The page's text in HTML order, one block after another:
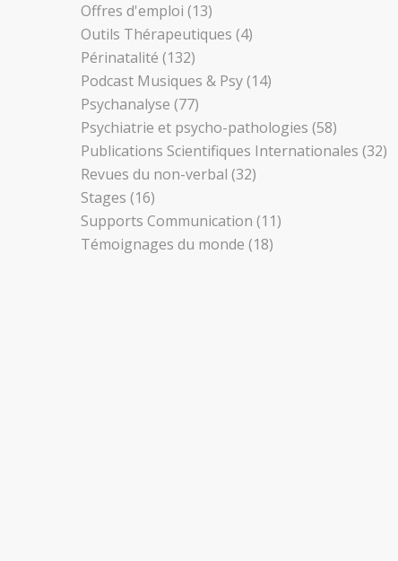
Offres d'emploi (13)
Outils Thérapeutiques (4)
Périnatalité (132)
Podcast Musiques & Psy(14)
Psychanalyse (77)
Psychiatrie et psycho-pathologies (58)
Publications Scientifiques Internationales (32)
Revues du non-verbal (32)
Stages (16)
Supports Communication (11)
Témoignages du monde (18)